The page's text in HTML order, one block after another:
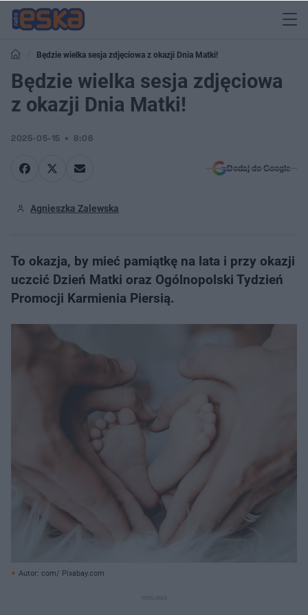
Będzie wielka sesja zdjęciowa z okazji Dnia Matki!
Będzie wielka sesja zdjęciowa
z okazji Dnia Matki!
2025-05-15 8:06
Dodaj do Google
Agnieszka Zalewska
To okazja, by mieć pamiątkę na lata ​i przy okazji
uczcić Dzień Matki oraz Ogólnopolski Tydzień
Promocji Karmienia Piersią.
Autor: com/ Pixabay.com